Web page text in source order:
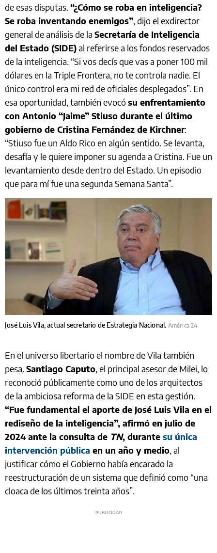
de esas disputas. “¿Cómo se roba en inteligencia?
Se roba inventando enemigos”, dijo el exdirector
general de análisis de la Secretaría de Inteligencia
del Estado (SIDE)al referirse a los fondos reservados
de la inteligencia. “Si vos decís que vas a poner 100 mil
dólares en la Triple Frontera, no te controla nadie. El
único control era mi red de oficiales desplegados”. En
esa oportunidad, también evocósu enfrentamiento
con Antonio “Jaime” Stiuso durante el último
gobierno de Cristina Fernández de Kirchner:
“Stiuso fue un Aldo Rico en algún sentido. Se levanta,
desafía y le quiere imponer su agenda a Cristina. Fue un
levantamiento desde dentro del Estado. Un episodio
que para mí fue una segunda Semana Santa”.
José Luis Vila, actual secretario de Estrategia Nacional. América 24
En el universo libertario el nombre de Vila también
pesa. Santiago Caputo, el principal asesor de Milei, lo
reconoció públicamente como uno de los arquitectos
de la ambiciosa reforma de la SIDE en esta gestión.
“Fue fundamental el aporte de José Luis Vila en el
rediseño de la inteligencia”, afirmó en julio de
2024 ante la consulta de TN, durante su única
intervención pública en un año y medio, al
justificar cómo el Gobierno había encarado la
reestructuración de un sistema que definió como “una
cloaca de los últimos treinta años”.